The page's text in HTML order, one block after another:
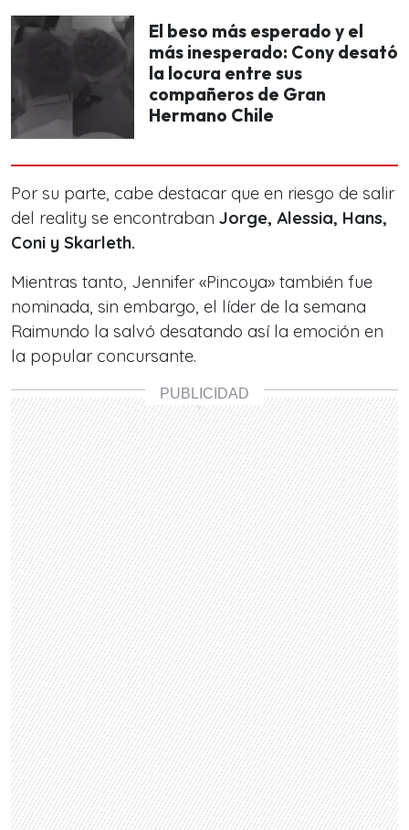
El beso más esperado y el
más inesperado: Cony desató
la locura entre sus
compañeros de Gran
Hermano Chile
Por su parte, cabe destacar que en riesgo de salir
del reality se encontraban Jorge, Alessia, Hans,
Coni y Skarleth.
Mientras tanto, Jennifer «Pincoya» también fue
nominada, sin embargo, el líder de la semana
Raimundo la salvó desatando así la emoción en
la popular concursante.